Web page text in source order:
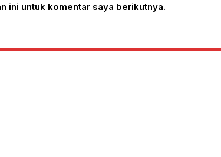
ini untuk komentar saya berikutnya.